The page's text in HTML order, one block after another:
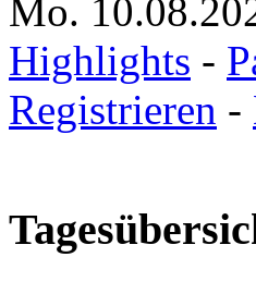
Mo.
Highlights -
Registrieren -